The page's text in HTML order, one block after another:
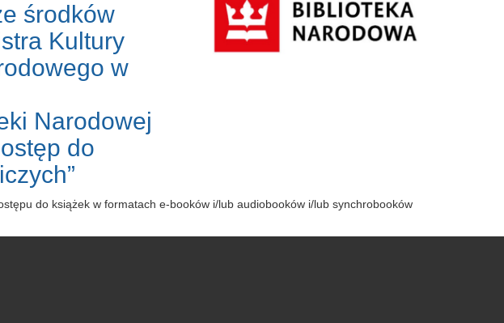
środków
Kultury
w
Narodowej
do
do książek w formatach e-booków i/lub audiobooków i/lub synchrobooków